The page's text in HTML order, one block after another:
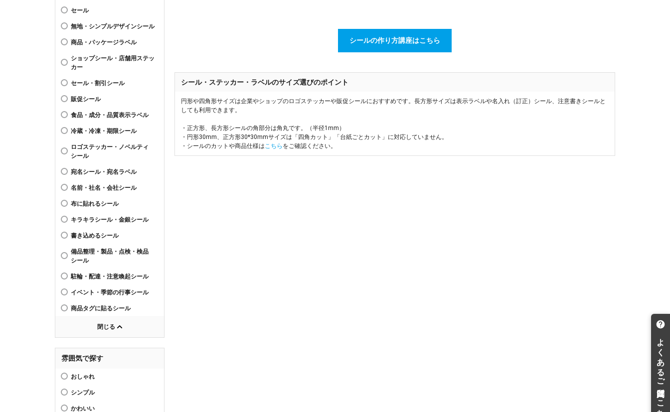
セール
無地・シンプルデザインシール
商品・パッケージラベル
ショップシール・店舗用ステッ
カー
セール・割引シール
販促シール
食品・成分・品質表示ラベル
冷蔵・冷凍・期限シール
ロゴステッカー・ノベルティ
シール
宛名シール・宛名ラベル
名前・社名・会社シール
布に貼れるシール
キラキラシール・金銀シール
書き込めるシール
備品整理・製品・点検・検品
シール
駐輪・配達・注意喚起シール
イベント・季節の行事シール
商品タグに貼るシール
閉じる
雰囲気で探す
おしゃれ
シンプル
かわいい
シールの作り方講座はこちら
シール・ステッカー・ラベルのサイズ選びのポイント
円形や四角形サイズは企業やショップのロゴステッカーや販促シールにおすすめです。長方形サイズは表示ラベルや名入れ（訂正）シール、注意書きシールと
しても利用できます。
・正方形、長方形シールの角部分は角丸です。（半径1mm）
・円形30mm、正方形30*30mmサイズは「四角カット」「台紙ごとカット」に対応していません。
・シールのカットや商品仕様は こちら をご確認ください。